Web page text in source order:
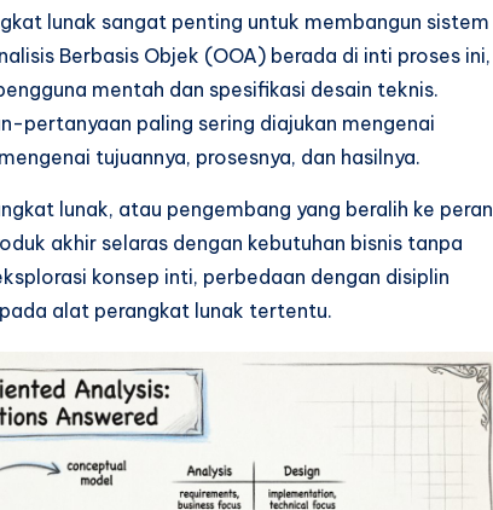
lunak sangat penting untuk membangun sistem
Berbasis Objek (OOA) berada di inti proses ini,
mentah dan spesifikasi desain teknis.
pertanyaan paling sering diajukan mengenai
tujuannya, prosesnya, dan hasilnya.
lunak, atau pengembang yang beralih ke peran
akhir selaras dengan kebutuhan bisnis tanpa
konsep inti, perbedaan dengan disiplin
alat perangkat lunak tertentu.